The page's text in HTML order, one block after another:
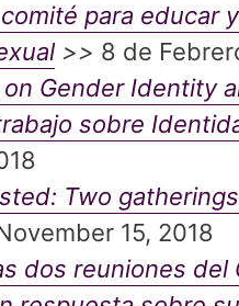
para educar
>> 8 de
on Gender Identity
sobre
Two
15, 2018
dos reuniones